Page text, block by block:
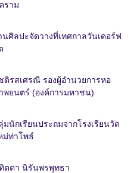
ราม
นศิลปะจัดวางที่เทศกาลวันเดอร์ฟ
ติรสเศรณี รองผู้อำนวยการหอ
พยนตร์ (องค์การมหาชน)
มนักเรียนประถมจากโรงเรียนวัด
ม่ท่าโพธ์
ตตา นิรันพรพุทธา